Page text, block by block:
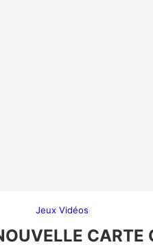
Jeux Vidéos
CARTE